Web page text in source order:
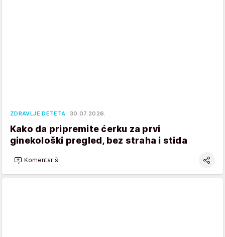
ZDRAVLJE DETETA 30.07.2026.
Kako da pripremite ćerku za prvi
ginekološki pregled, bez straha i stida
Komentariši